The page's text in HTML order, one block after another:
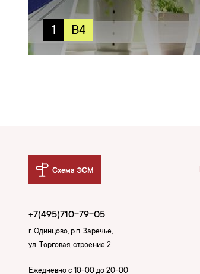
1 B4
Схема ЭСМ
+7(495)710-79-05
г. Одинцово, р.п. Заречье,
ул. Торговая, строение 2
Ежедневно с 10-00 до 20-00